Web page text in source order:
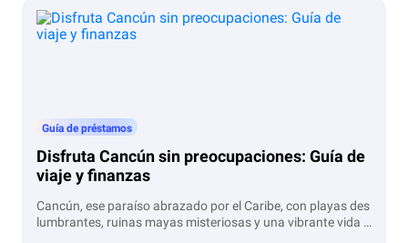
A préstamo.
Guía de préstamos
Disfruta Cancún sin preocupaciones: Guía de
viaje y finanzas
Cancún, ese paraíso abrazado por el Caribe, con playas des
lumbrantes, ruinas mayas misteriosas y una vibrante vida n